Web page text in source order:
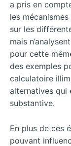
a pris en
les
sur les
mais
pour cette
des exemples
calculatoire
alternatives qui
substantive.
En plus de ces
pouvant